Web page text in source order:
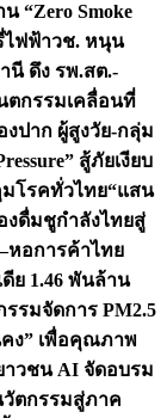
“Zero Smoke
ไฟฟ้าวช. หนุน
นี ดึง รพ.สต.-
ตกรรมเคลื่อนที่
ปาก ผู้สูงวัย-กลุ่ม
สู้ภัยเงียบ
มโรคทั่วไทย“แสน
งดื่มชูกำลังไทยสู่
หอการค้าไทย
ย 1.46 พันล้าน
รมจัดการ PM2.5
ง” เพื่อคุณภาพ
าวชน AI จัดอบรม
ตกรรมสู่ภาค